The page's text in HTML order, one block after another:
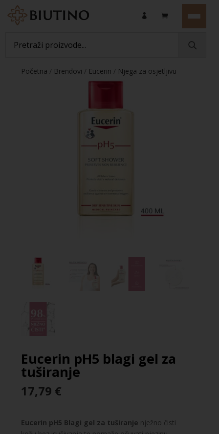
Početna / Brendovi / Eucerin / Njega za osjetljivu
/ Eucerin pH5 blagi gel za tuširanje
Eucerin pH5 blagi gel za
tuširanje
17,79 €
Eucerin pH5 Blagi gel za tuširanje nježno čisti